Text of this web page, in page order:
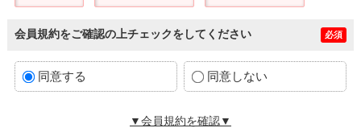
会員規約をご確認の上チェックをしてください 必須
同意する 同意しない
▼会員規約を確認▼